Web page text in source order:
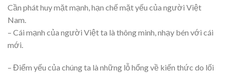
Cần phát huy mặt mạnh, hạn chế mặt yếu của người Việt
Nam.
– Cái mạnh của người Việt ta là thông minh, nhạy bén với cái
mới.
– Điểm yếu của chúng ta là những lỗ hổng về kiến thức do lối